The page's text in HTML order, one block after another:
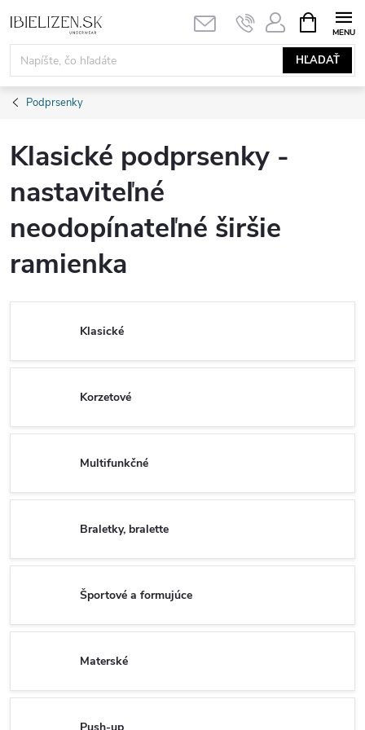
na
obsah
HĽADAŤ
KOŠÍK
Podprsenky
Klasické podprsenky -
nastaviteľné
neodopínateľné širšie
ramienka
Klasické
Korzetové
Multifunkčné
Braletky, bralette
Športové a formujúce
Materské
Push-up